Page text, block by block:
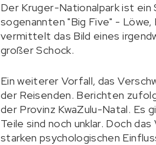
Der Kruger-Nationalpark ist ein
sogenannten "Big Five" -
vermittelt das Bild eines
großer Schock.
Ein weiterer Vorfall, das
der Reisenden. Berichten
der Provinz KwaZulu-Natal. Es
Teile sind noch unklar. Doch
starken psychologischen